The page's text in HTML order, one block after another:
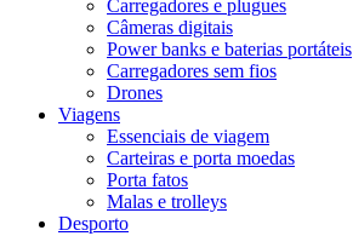
Carregadores e plugues
Câmeras digitais
Power banks e baterias portáteis
Carregadores sem fios
Drones
Viagens
Essenciais de viagem
Carteiras e porta moedas
Porta fatos
Malas e trolleys
Desporto